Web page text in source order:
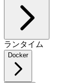
ランタイム
Docker